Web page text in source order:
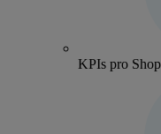
KPIs pro Shop